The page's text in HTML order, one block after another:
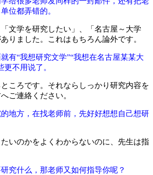
位都弄错的。
文学を研究したい」、「名古屋～大学
りました。これはもちろん論外です。
有“我想研究文学”“我想在名古屋某某大
更不用说了。
ころです。それならしっかり研究内容を
ご連絡ください。
地方，在找老师前，先好好想想自己想研
いのかをよくわからないのに、先生は指
究什么，那老师又如何指导你呢？